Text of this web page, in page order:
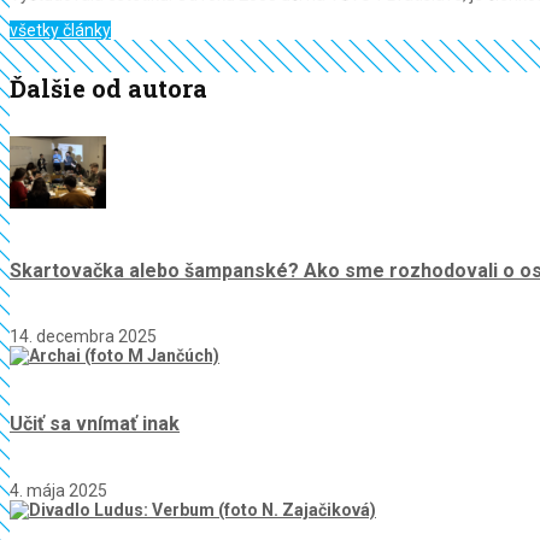
všetky články
Ďalšie od autora
Skartovačka alebo šampanské? Ako sme rozhodovali o
14. decembra 2025
Učiť sa vnímať inak
4. mája 2025